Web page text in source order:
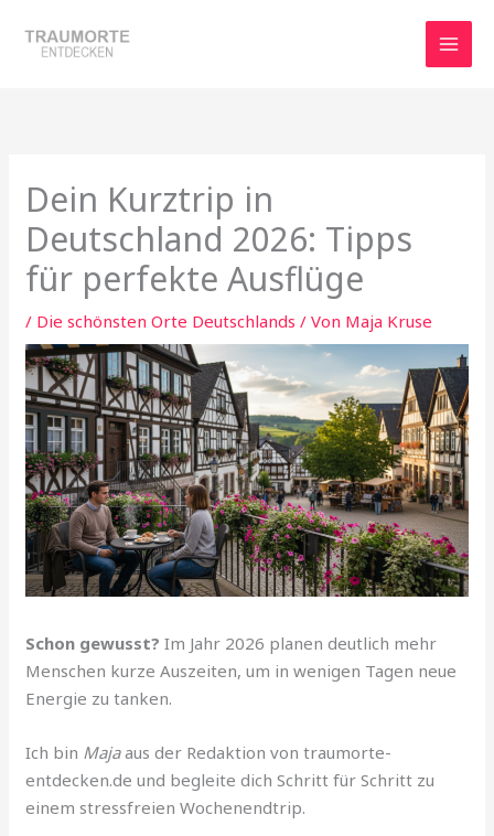
Inhalt
Dein Kurztrip in
Deutschland 2026: Tipps
für perfekte Ausflüge
/ Die schönsten Orte Deutschlands / Von Maja Kruse
Schon gewusst? Im Jahr 2026 planen deutlich mehr
Menschen kurze Auszeiten, um in wenigen Tagen neue
Energie zu tanken.
Ich bin Majaaus der Redaktion von traumorte-
entdecken.de und begleite dich Schritt für Schritt zu
einem stressfreien Wochenendtrip.